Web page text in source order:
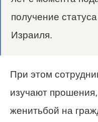
получение
Израиля.
При этом
изучают
женитьбой на